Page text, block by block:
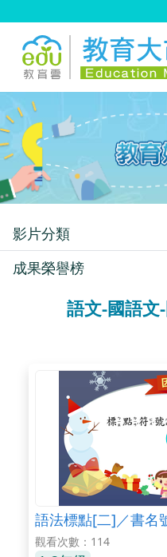
:::
影片分類
成果榮譽榜
語文-國語文
語法標點[二]／書名
觀看次數：114